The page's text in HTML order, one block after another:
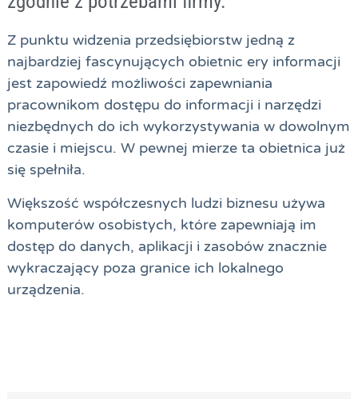
Z punktu widzenia przedsiębiorstw jedną z
najbardziej fascynujących obietnic ery informacji
jest zapowiedź możliwości zapewniania
pracownikom dostępu do informacji i narzędzi
niezbędnych do ich wykorzystywania w dowolnym
czasie i miejscu. W pewnej mierze ta obietnica już
się spełniła.
Większość współczesnych ludzi biznesu używa
komputerów osobistych, które zapewniają im
dostęp do danych, aplikacji i zasobów znacznie
wykraczający poza granice ich lokalnego
urządzenia.